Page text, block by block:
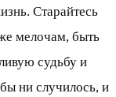
Старайтесь
мелочам, быть
судьбу и
ни случилось, и